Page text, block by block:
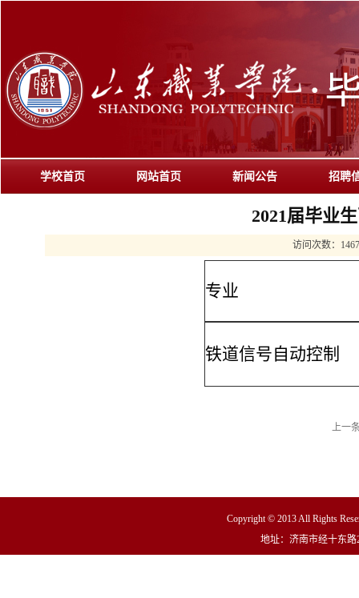
学校首页 网站首页 新闻公告 招聘
2021届毕业
访问次数： 1467
专业
铁道信号自动控制
上一
Copyright © 2013 All Rights
地址：济南市经十东路